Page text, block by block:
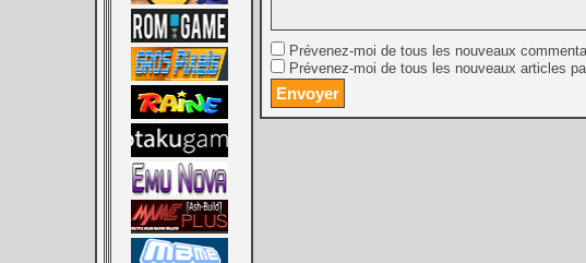
Prévenez-moi de tous les nouveaux
Prévenez-moi de tous les nouveaux articles